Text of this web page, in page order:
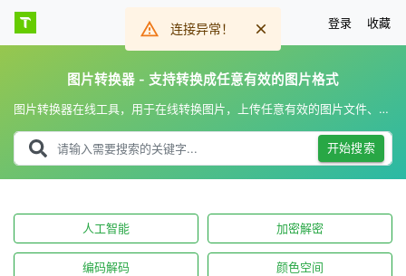
登录 收藏
图片转换器 - 支持转换成任意有效的图片格式
图片转换器在线工具，用于在线转换图片，上传任意有效的图片文件、并输入要转换的图片格式，一键转换图片，支持转换成任意有效的图片格式。
开始搜索
人工智能 加密解密
编码解码 颜色空间
连接异常！